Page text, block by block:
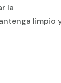
la
limpio